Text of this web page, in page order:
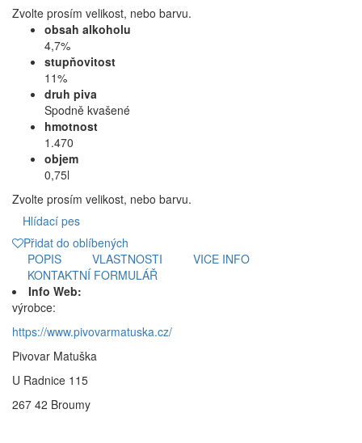
Zvolte prosím velikost, nebo barvu.
obsah alkoholu
4,7%
stupňovitost
11%
druh piva
Spodně kvašené
hmotnost
1.470
objem
0,75l
Zvolte prosím velikost, nebo barvu.
Hlídací pes
Přidat do oblíbených
POPIS
VLASTNOSTI
VICE INFO
KONTAKTNÍ FORMULÁŘ
Info Web:
výrobce:
https://www.pivovarmatuska.cz/
Pivovar Matuška
U Radnice 115
267 42 Broumy